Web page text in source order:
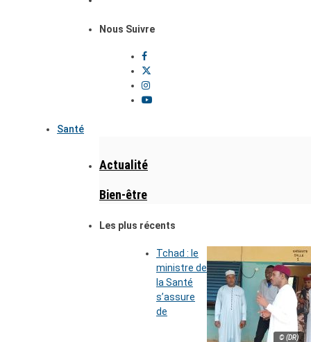
Nous Suivre
Santé
Actualité
Bien-être
Les plus récents
© (DR)
Tchad : le
ministre de
la Santé
s’assure
de